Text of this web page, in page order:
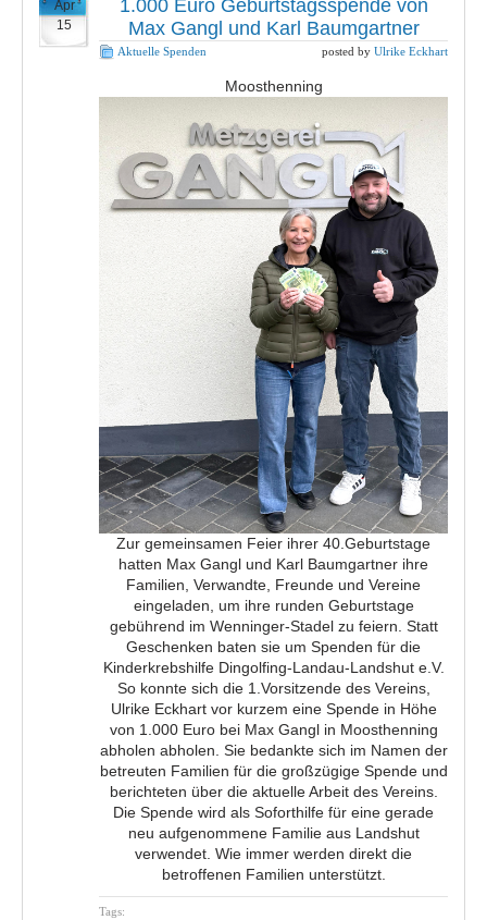
Apr
15
1.000 Euro Geburtstagsspende von
Max Gangl und Karl Baumgartner
Aktuelle Spenden posted by Ulrike Eckhart
Moosthenning
Zur gemeinsamen Feier ihrer 40.Geburtstage
hatten Max Gangl und Karl Baumgartner ihre
Familien, Verwandte, Freunde und Vereine
eingeladen, um ihre runden Geburtstage
gebührend im Wenninger-Stadel zu feiern. Statt
Geschenken baten sie um Spenden für die
Kinderkrebshilfe Dingolfing-Landau-Landshut e.V.
So konnte sich die 1.Vorsitzende des Vereins,
Ulrike Eckhart vor kurzem eine Spende in Höhe
von 1.000 Euro bei Max Gangl in Moosthenning
abholen abholen. Sie bedankte sich im Namen der
betreuten Familien für die großzügige Spende und
berichteten über die aktuelle Arbeit des Vereins.
Die Spende wird als Soforthilfe für eine gerade
neu aufgenommene Familie aus Landshut
verwendet. Wie immer werden direkt die
betroffenen Familien unterstützt.
Tags: